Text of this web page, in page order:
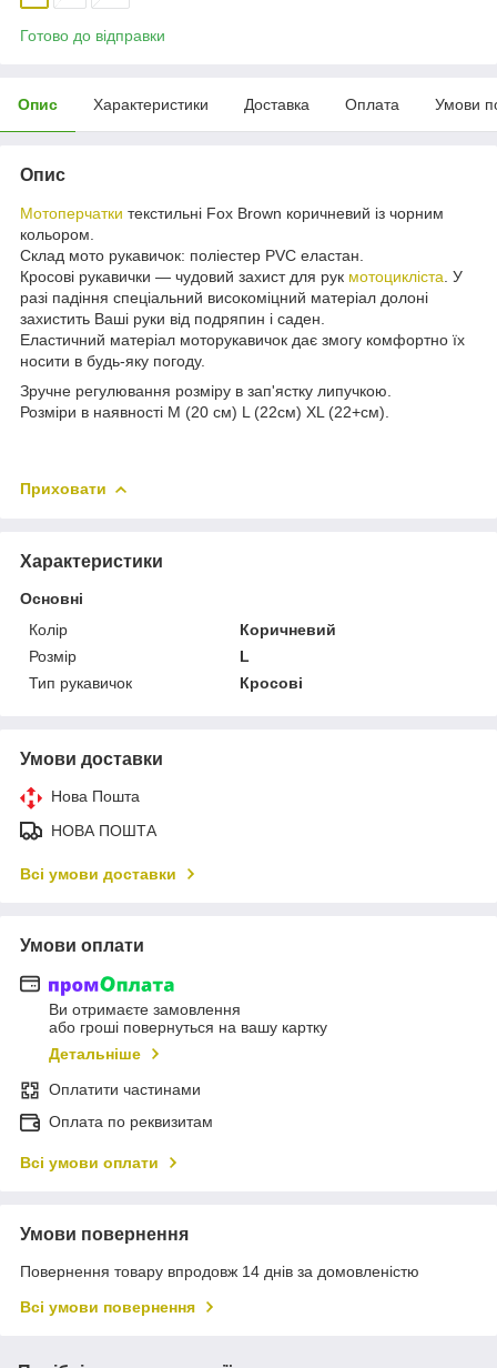
Готово до відправки
Опис Характеристики Доставка Оплата Умови
Опис
Мотоперчатки текстильні Fox Brown коричневий із чорним
кольором.
Склад мото рукавичок: поліестер PVC еластан.
Кросові рукавички — чудовий захист для рук мотоцикліста . У
разі падіння спеціальний високоміцний матеріал долоні
захистить Ваші руки від подряпин і саден.
Еластичний матеріал моторукавичок дає змогу комфортно їх
носити в будь-яку погоду.
Зручне регулювання розміру в зап'ястку липучкою.
Розміри в наявності M (20 см) L (22см) XL (22+см).
Приховати
Характеристики
Основні
Колір
Коричневий
Розмір
L
Тип рукавичок
Кросові
Умови доставки
Нова Пошта
НОВА ПОШТА
Всі умови доставки
Умови оплати
Ви отримаєте замовлення
або гроші повернуться на вашу картку
Детальніше
Оплатити частинами
Оплата по реквизитам
Всі умови оплати
Умови повернення
Повернення товару впродовж 14 днів за домовленістю
Всі умови повернення